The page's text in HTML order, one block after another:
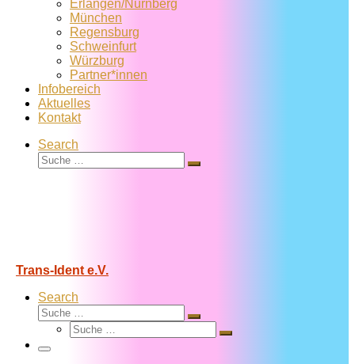
Erlangen/Nürnberg
München
Regensburg
Schweinfurt
Würzburg
Partner*innen
Infobereich
Aktuelles
Kontakt
Search
Suche
Suche
Trans-Ident e.V.
Search
Suche
Suche
Suche
Suche
Menü